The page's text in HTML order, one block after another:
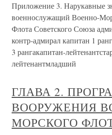
Приложение 3. Нарукавные
военнослужащий Военно-
Флота Советского Союза
контр-адмирал капитан 1
3 рангакапитан-
лейтенантмладший
ГЛАВА 2.
ВООРУЖЕНИЯ
МОРСКОГО